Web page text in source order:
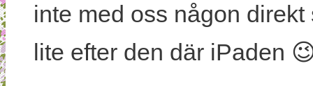
inte med oss någon
lite efter den där iPaden